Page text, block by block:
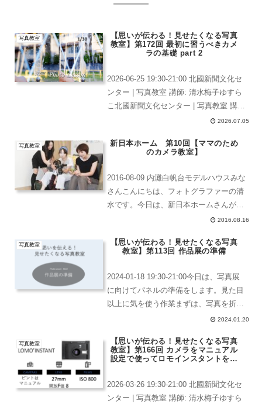
写真教室
【思いが伝わる！見せたくなる写真
教室】第172回 最初に習うべきカメ
ラの基礎 part 2
2026-06-25 19:30-21:00 北國新聞文化セ
ンター | 写真教室 講師: 清水梅子ゆすら
こ北國新聞文化センター | 写真教室 講
師: 清水梅子ゆすらこ今日は、全員参加
れました、ようこそ〜★...
2026.07.05
写真教室
新日本ホーム 第10回【ママのため
のカメラ教室】
2016-08-09 内灘白帆台モデルハウスみな
さんこんにちは、フォトグラファーの清
水です。今日は、新日本ホームさんが主
催する、はっぴーママ企画の「ママのた
✖️ はっぴーママ コラボ企画新日本ホ
2016.08.16
写真教室
【思いが伝わる！見せたくなる写真
教室】第113回 作品展の準備
2024-01-18 19:30-21:00今日は、写真展
に向けてパネルの準備をします。見た目
以上に気を使う作業まずは、写真を折っ
たり、指紋をつけたりしないように慎重
テープを貼っておきます。その上に、フ
ォ...
2024.01.20
写真教室
【思いが伝わる！見せたくなる写真
教室】第166回 カメラをマニュアル
設定で使ってロモインスタントを理
2026-03-26 19:30-21:00 北國新聞文化セ
ンター | 写真教室 講師: 清水梅子ゆすら